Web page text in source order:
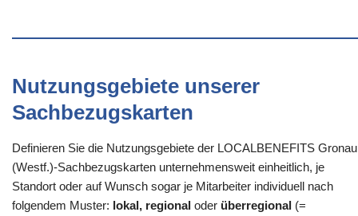
Nutzungsgebiete unserer
Sachbezugskarten
Definieren Sie die Nutzungsgebiete der LOCALBENEFITS Gronau
(Westf.)-Sachbezugskarten unternehmensweit einheitlich, je
Standort oder auf Wunsch sogar je Mitarbeiter individuell nach
folgendem Muster: lokal, regional oder überregional (=